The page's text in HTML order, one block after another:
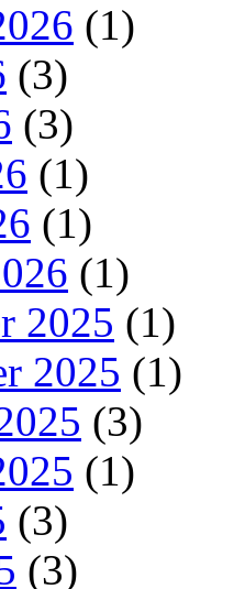
(1)
(3)
(3)
(1)
(1)
(1)
2025 (1)
2025 (1)
(3)
(1)
(3)
(3)